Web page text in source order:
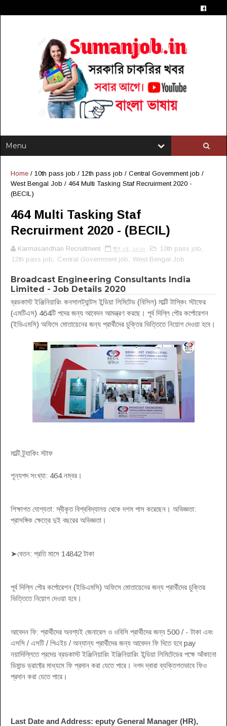
Home / 10th pass job / 12th pass job / Central Government job /
West Bengal Job / 464 Multi Tasking Staf Recruirment 2020 -
(BECIL)
464 Multi Tasking Staf
Recruirment 2020 - (BECIL)
Karmasandhan Recruitment জুন ০৪, ২০২০ 10th pass job
12th pass job
Central Government job West Bengal Job
Broadcast Engineering Consultants India
Limited - Job Details 2020
ব্রডকাস্ট ইঞ্জিনিয়ারিং কনসালট্যান্টস ইন্ডিয়া লিমিটেড (বিসিল) মাল্টি টাস্কিং স্টাফের
(এমটিএস) 464টি পদের জন্য আবেদন আমন্ত্রণ করছে। পূর্ব দিল্লি পৌর কর্পোরেশন
(ইডিএমসি) অফিসে মোতায়েনের জন্য প্রার্থীদের চুক্তির ভিত্তিতে নিয়োগ দেওয়া হবে।
মাল্টি ট্র্যাকিং স্টাফ
শূন্যপদ সংখ্যা: 464 নম্বর।
শিক্ষাগত যোগ্যতা: স্বীকৃত বিশ্ববিদ্যালয় থেকে দশম পাস করেছেন। অভিজ্ঞতা:
প্রাসঙ্গিক ক্ষেত্রে দুই বছরের অভিজ্ঞতা।
➤বেতন: প্রতি মাসে 14842 টাকা
পূর্ব দিল্লি পৌর কর্পোরেশন (ইডিএমসি) অফিসে মোতায়েনের জন্য প্রার্থীদের চুক্তির
ভিত্তিতে নিয়োগ দেওয়া হবে।
আবেদন ফি: প্রার্থীদের অবশ্যই জেনারেল ও ওবিসি প্রার্থীদের জন্য 500 / - টাকা এবং
এসসি / এসটি / পিএইচ / অন্যান্য প্রার্থীদের জন্য আবেদন ফি দিতে হবে pay
নয়াদিল্লিতে প্রদেয় ব্রডকাস্ট ইঞ্জিনিয়ারিং ইঞ্জিনিয়ারিং ইন্ডিয়া লিমিটেডের পক্ষে আঁকানো
ডিমান্ড ড্রাফ্টের মাধ্যমে ফি প্রদান করা যেতে পারে। নগদ দ্বারা ব্যক্তিগতভাবে ফিও
প্রদান করা যেতে পারে।
Last Date and Address: eputy General Manager (HR),